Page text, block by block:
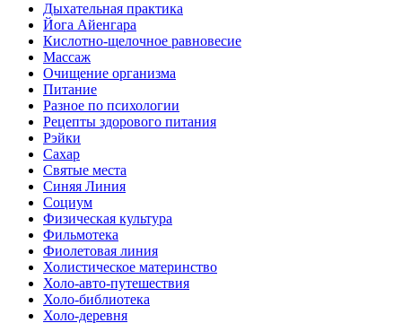
Дыхательная практика
Йога Айенгара
Кислотно-щелочное равновесие
Массаж
Очищение организма
Питание
Разное по психологии
Рецепты здорового питания
Рэйки
Сахар
Святые места
Синяя Линия
Социум
Физическая культура
Фильмотека
Фиолетовая линия
Холистическое материнство
Холо-авто-путешествия
Холо-библиотека
Холо-деревня